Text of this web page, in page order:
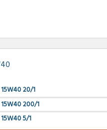
15W40 20/1
15W40 200/1
15W40 5/1